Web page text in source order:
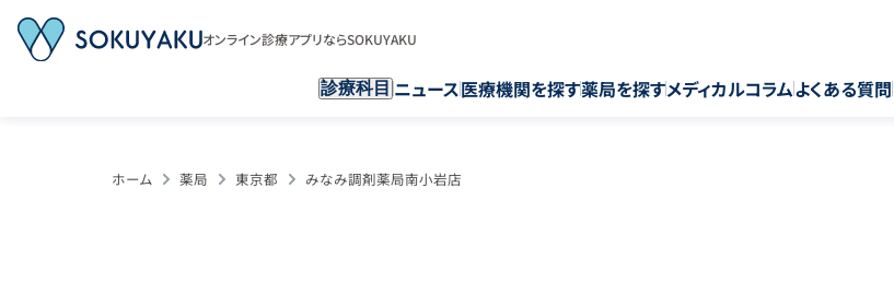
オンライン診療アプリならSOKUYAKU
診療科目 ニュース医療機関を探す薬局を探すメディカルコラムよくある質問
ホーム 薬局 東京都 みなみ調剤薬局南小岩店